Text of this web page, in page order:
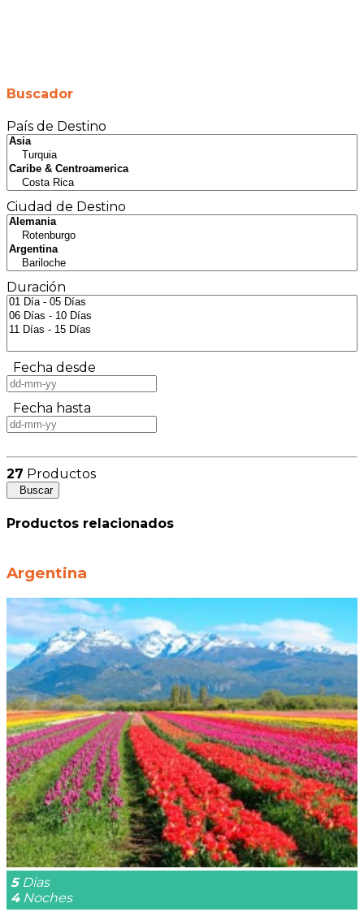
Buscador
País de Destino
Ciudad de Destino
Duración
Fecha desde
Fecha hasta
27 Productos
Buscar
Productos relacionados
Argentina
5Dias
4Noches